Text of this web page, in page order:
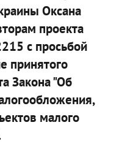
Оксана
проекта
с просьбой
принятого
Закона "Об
малого